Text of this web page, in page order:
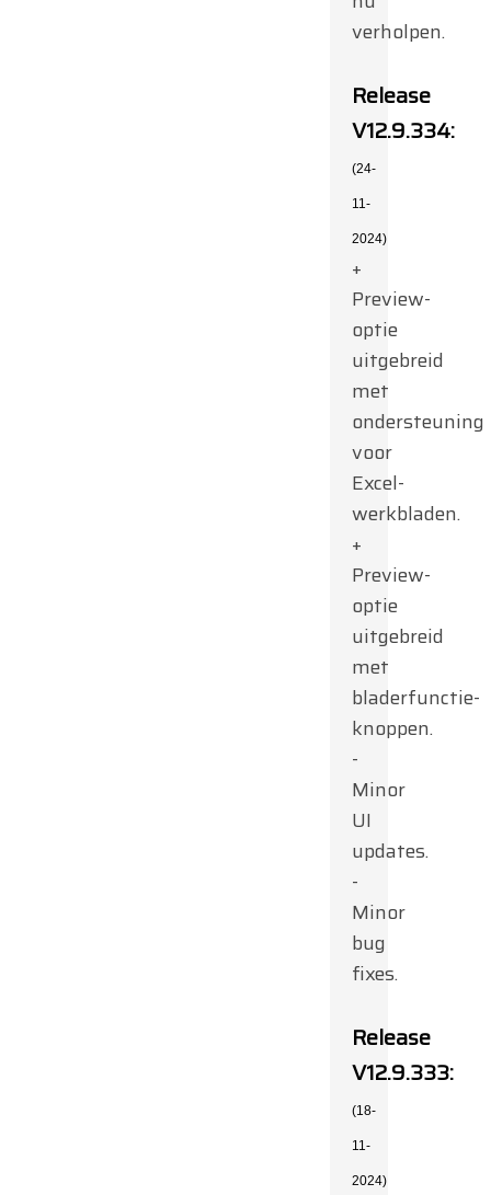
verholpen.
Release
V12.9.334:
(24-
11-
2024)
+
Preview-
optie
uitgebreid
met
ondersteuning
voor
Excel-
werkbladen.
+
Preview-
optie
uitgebreid
met
bladerfunctie-
knoppen.
-
Minor
UI
updates.
-
Minor
bug
fixes.
Release
V12.9.333:
(18-
11-
2024)